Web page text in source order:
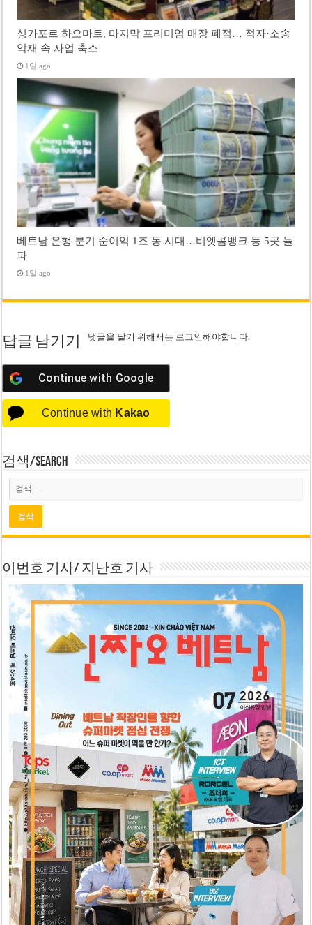
싱가포르 하오마트, 마지막 프리미엄 매장 폐점… 적자·소송
악재 속 사업 축소
1일 ago
베트남 은행 분기 순이익 1조 동 시대…비엣콤뱅크 등 5곳 돌
파
1일 ago
답글 남기기 댓글을 달기 위해서는 로그인해야합니다.
Continue with Google
Continue with Kakao
검색/Search
이번호 기사/ 지난호 기사